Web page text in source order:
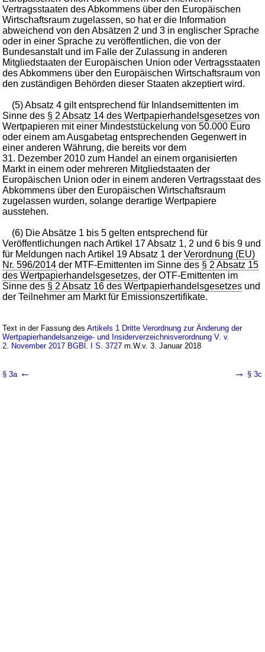
Vertragsstaaten des Abkommens über den Europäischen
Wirtschaftsraum zugelassen, so hat er die Information
abweichend von den Absätzen 2 und 3 in englischer Sprache
oder in einer Sprache zu veröffentlichen, die von der
Bundesanstalt und im Falle der Zulassung in anderen
Mitgliedstaaten der Europäischen Union oder Vertragsstaaten
des Abkommens über den Europäischen Wirtschaftsraum von
den zuständigen Behörden dieser Staaten akzeptiert wird.
(5) Absatz 4 gilt entsprechend für Inlandsemittenten im
Sinne des § 2 Absatz 14 des Wertpapierhandelsgesetzes von
Wertpapieren mit einer Mindeststückelung von 50.000 Euro
oder einem am Ausgabetag entsprechenden Gegenwert in
einer anderen Währung, die bereits vor dem
31. Dezember 2010 zum Handel an einem organisierten
Markt in einem oder mehreren Mitgliedstaaten der
Europäischen Union oder in einem anderen Vertragsstaat des
Abkommens über den Europäischen Wirtschaftsraum
zugelassen wurden, solange derartige Wertpapiere
ausstehen.
(6) Die Absätze 1 bis 5 gelten entsprechend für
Veröffentlichungen nach Artikel 17 Absatz 1, 2 und 6 bis 9 und
für Meldungen nach Artikel 19 Absatz 1 derVerordnung (EU)
Nr. 596/2014 der MTF-Emittenten im Sinne des § 2 Absatz 15
des Wertpapierhandelsgesetzes, der OTF-Emittenten im
Sinne des § 2 Absatz 16 des Wertpapierhandelsgesetzes und
der Teilnehmer am Markt für Emissionszertifikate.
Text in der Fassung desArtikels 1 Dritte Verordnung zur Änderung der
Wertpapierhandelsanzeige- und Insiderverzeichnisverordnung V. v.
2. November 2017 BGBl. I S. 3727 m.W.v. 3. Januar 2018
§ 3a ← → § 3c